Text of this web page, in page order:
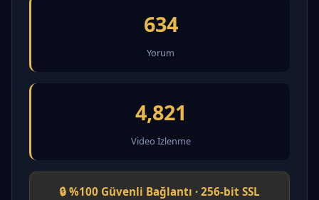
634
Yorum
4,821
Video İzlenme
🔒 %100 Güvenli Bağlantı · 256-bit SSL